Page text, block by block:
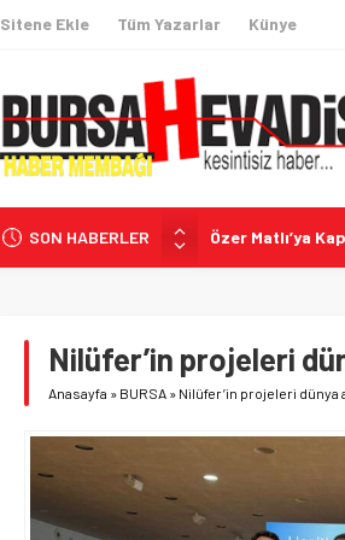
Sitene Ekle Tüm Yazarlar Künye
SON HABERLER
Özer Matlı’ya
Mudanya’da
İzmir
Mudanya’nın
mercek altında
Nilüfer’in projeleri
Anasayfa » BURSA » Nilüfer’in projeleri dünya